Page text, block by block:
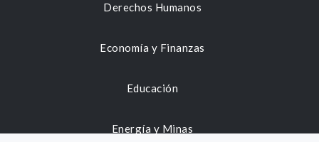
Derechos Humanos
Economía y Finanzas
Educación
Energía y Minas